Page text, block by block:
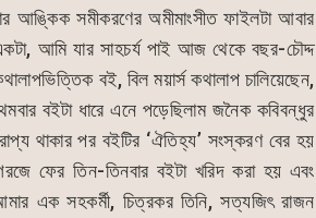
আঙ্কিক সমীকরণের অমীমাংসীত ফাইলটা আবার
আমি যার সাহচর্য পাই আজ থেকে বছর-চৌদ্দ
বই, বিল ময়ার্স কথালাপ চালিয়েছেন,
বইটা ধারে এনে পড়েছিলাম জনৈক কবিবন্ধুর
থাকার পর বইটির ‘ঐতিহ্য’ সংস্করণ বের হয়
ফের তিন-তিনবার বইটা খরিদ করা হয় এবং
এক সহকর্মী, চিত্রকর তিনি, সত্যজিৎ রাজন